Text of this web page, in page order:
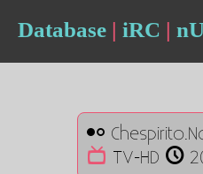
Database | iRC |
TV-HD